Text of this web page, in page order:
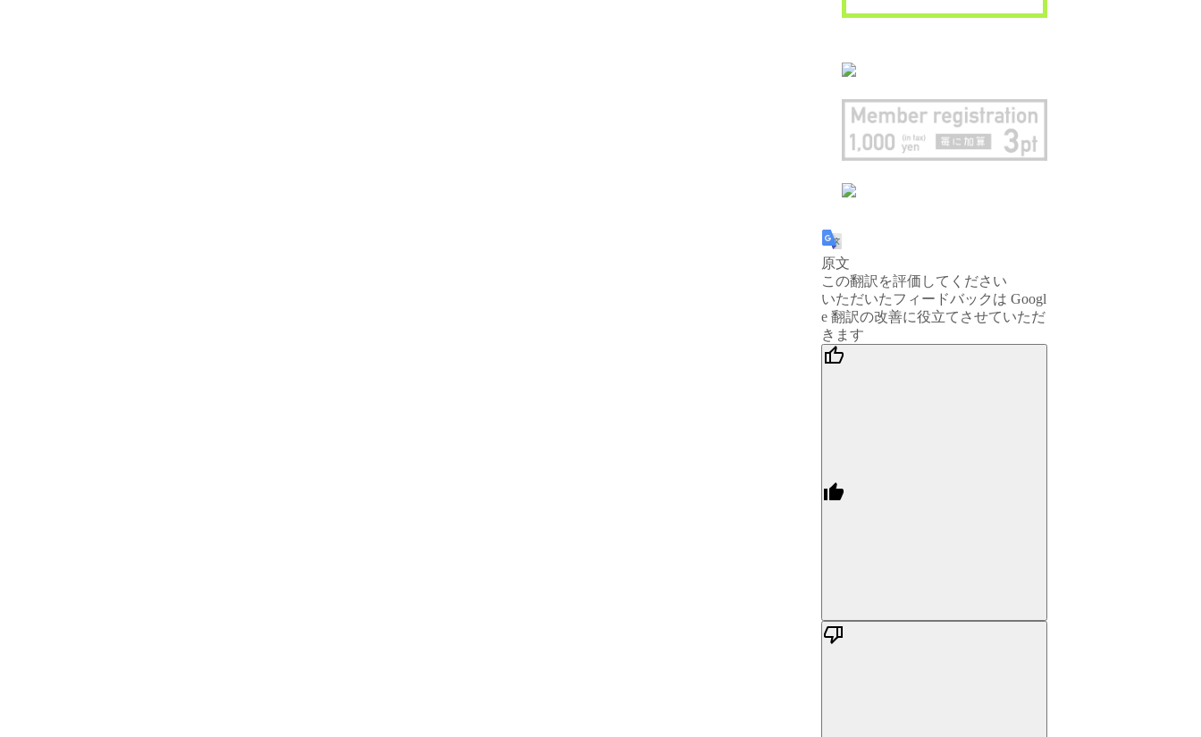
原文
この翻訳を評価してください
いただいたフィードバックは Googl
e 翻訳の改善に役立てさせていただ
きます